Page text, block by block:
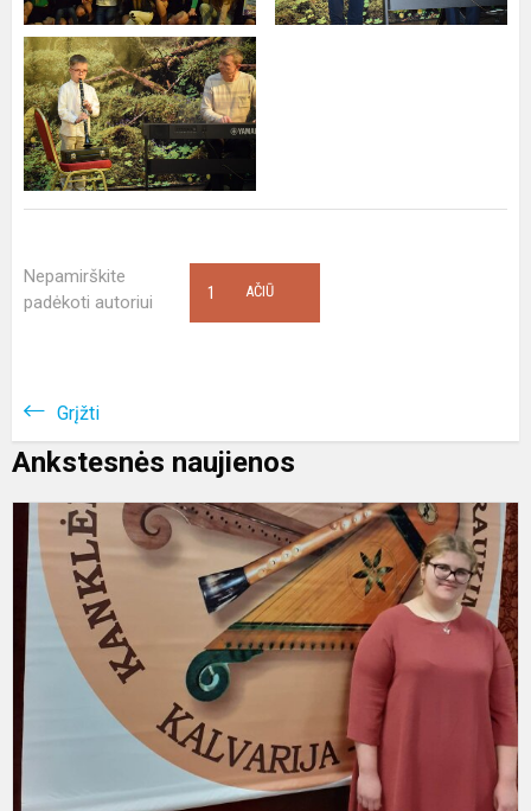
Nepamirškite
padėkoti autoriui
AČIŪ
1
Grįžti
Ankstesnės naujienos